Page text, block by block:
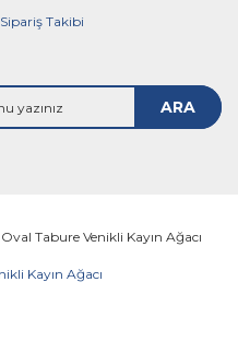
Sipariş Takibi
ARA
Oval Tabure Venikli Kayın Ağacı